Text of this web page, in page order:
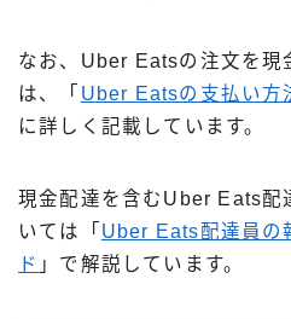
出前館
menu
なお、Uber Eatsの注文を現
は、「 Uber Eatsの支払い方
に詳しく記載しています。
現金配達を含むUber Eats配
いては「 Uber Eats配達員の
ド 」で解説しています。